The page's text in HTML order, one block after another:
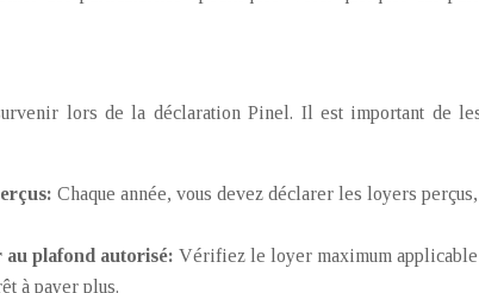
lors de la déclaration Pinel. Il est important de
Chaque année, vous devez déclarer les loyers
plafond autorisé: Vérifiez le loyer maximum applicable
à payer plus.